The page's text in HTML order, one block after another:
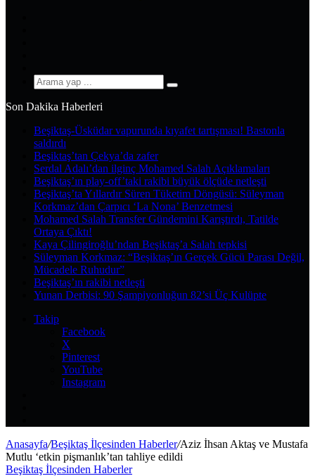
Arama
Son Dakika Haberleri
Beşiktaş-Üsküdar vapurunda kıyafet tartışması! Bastonla
saldırdı
Beşiktaş’tan Çekya’da zafer
Serdal Adalı’dan ilginç Mohamed Salah Açıklamaları
Beşiktaş’ın play-off’taki rakibi büyük ölçüde netleşti
Beşiktaş’ta Yıllardır Süren Tüketim Döngüsü: Süleyman
Korkmaz’dan Çarpıcı ‘La Nona’ Benzetmesi
Mohamed Salah Transfer Gündemini Karıştırdı, Tatilde
Ortaya Çıktı!
Kaya Çilingiroğlu’ndan Beşiktaş’a Salah tepkisi
Süleyman Korkmaz: “Beşiktaş’ın Gerçek Gücü Parası Değil,
Mücadele Ruhudur”
Beşiktaş’ın rakibi netleşti
Yunan Derbisi: 90 Şampiyonluğun 82’si Üç Kulüpte
Takip
Facebook
X
Pinterest
YouTube
Instagram
Anasayfa/Beşiktaş İlçesinden Haberler/Aziz İhsan Aktaş ve Mustafa
Mutlu ‘etkin pişmanlık’tan tahliye edildi
Beşiktaş İlçesinden Haberler